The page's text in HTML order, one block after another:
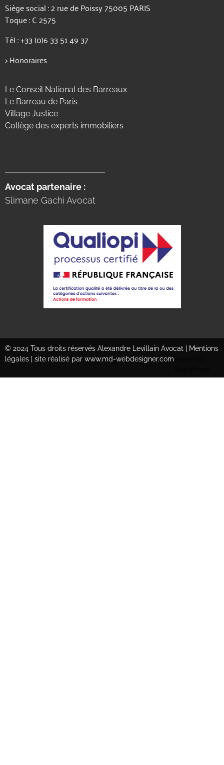
Siège social : 2 rue de Poissy 75005 PARIS
Toque : C 2575
Tél :+33 (0)6 33 51 49 37
>Honoraires
Le Conseil National des Barreaux
Le Barreau de Paris
Village Justice
Collège des experts immobiliers
Avocat partenaire :
Slimane Gachi Avocat
© 2024 Tous droits réservés Alexandre Levillain Avocat |
Mentions
légales
site réalisé par www.md-webdesigner.com